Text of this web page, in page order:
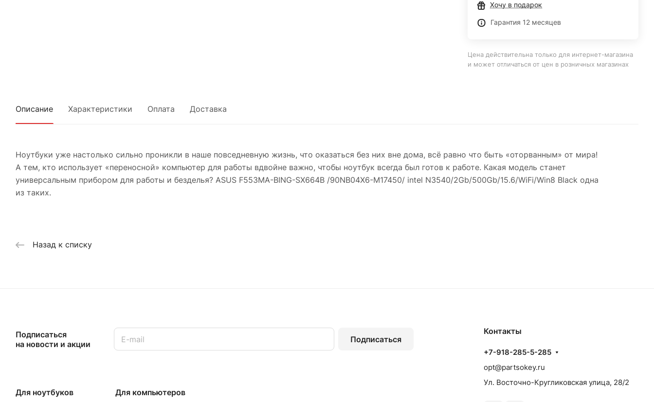
Хочу в подарок
Гарантия 12 месяцев
Цена действительна только для интернет-магазина
и может отличаться от цен в розничных магазинах
Описание Характеристики Оплата Доставка
Ноутбуки уже настолько сильно проникли в наше повседневную жизнь, что оказаться без них вне дома, всё равно что быть «оторванным» от мира!
А тем, кто использует «переносной» компьютер для работы вдвойне важно, чтобы ноутбук всегда был готов к работе. Какая модель станет
универсальным прибором для работы и безделья? ASUS F553MA-BING-SX664B /90NB04X6-M17450/ intel N3540/2Gb/500Gb/15.6/WiFi/Win8 Black одна
из таких.
Назад к списку
Подписаться
на новости и акции
Подписаться
Для ноутбуков Для компьютеров
Контакты
+7-918-285-5-285
opt@partsokey.ru
Ул. Восточно-Кругликовская улица, 28/2